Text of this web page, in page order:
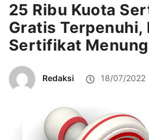
25 Ribu Kuota
Gratis Terpenuhi,
Sertifikat
Redaksi 18/07/2022